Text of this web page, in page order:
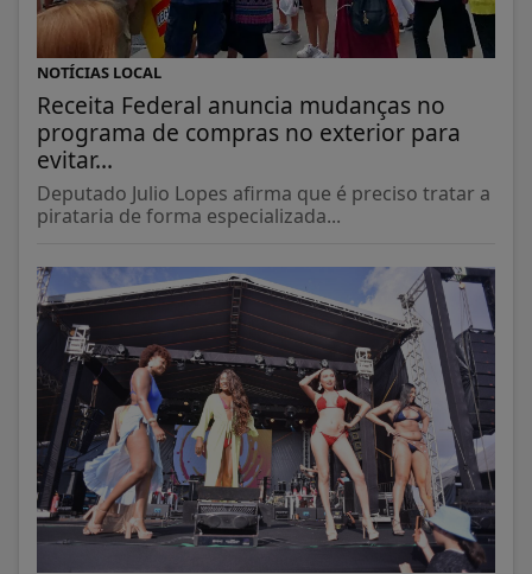
NOTÍCIAS LOCAL
Receita Federal anuncia mudanças no
programa de compras no exterior para
evitar...
Deputado Julio Lopes afirma que é preciso tratar a
pirataria de forma especializada...